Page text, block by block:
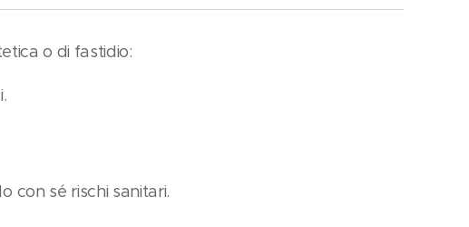
o di fastidio:
con sé rischi sanitari.